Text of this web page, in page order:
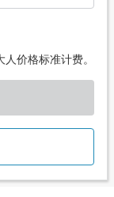
价格标准计费。